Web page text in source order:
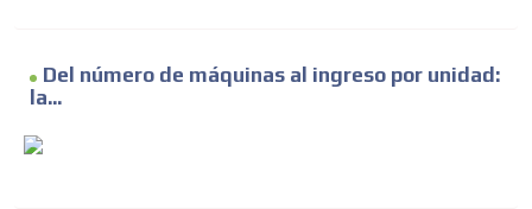
Del número de máquinas al ingreso por unidad:
la...